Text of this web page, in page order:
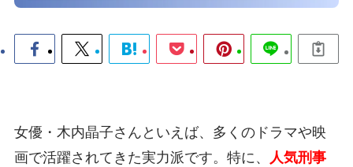
女優・木内晶子さんといえば、多くのドラマや映
画で活躍されてきた実力派です。特に、
人気刑事